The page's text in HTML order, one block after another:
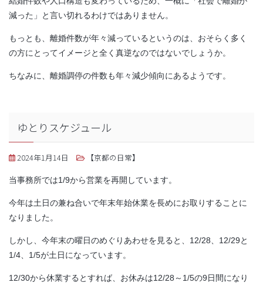
減った」と言い切れるわけではありません。
もっとも、離婚件数が年々減っているというのは、おそらく多く
の方にとってイメージと全く真逆なのではないでしょうか。
ちなみに、離婚調停の件数も年々減少傾向にあるようです。
ゆとりスケジュール
2024年1月14日 【京都の日常】
当事務所では1/9から営業を再開しています。
今年は土日の兼ね合いで年末年始休業を長めにお取りすることに
なりました。
しかし、今年末の曜日のめぐりあわせを見ると、12/28、12/29と
1/4、1/5が土日になっています。
12/30から休業するとすれば、お休みは12/28～1/5の9日間になり